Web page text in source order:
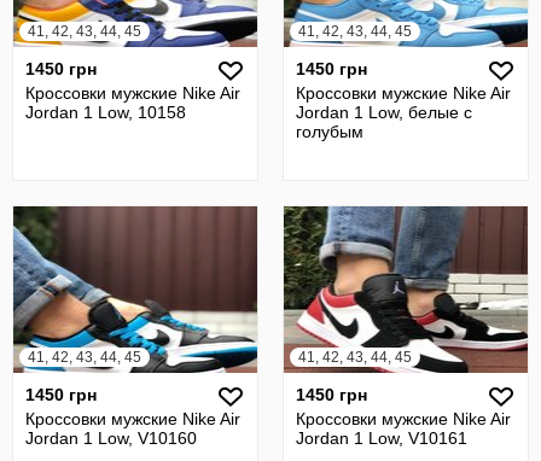
41, 42, 43, 44, 45
1450 грн
Кроссовки мужские Nike Air
Jordan 1 Low, 10158
41, 42, 43, 44, 45
1450 грн
Кроссовки мужские Nike Air
Jordan 1 Low, белые с
голубым
41, 42, 43, 44, 45
1450 грн
Кроссовки мужские Nike Air
Jordan 1 Low, V10160
41, 42, 43, 44, 45
1450 грн
Кроссовки мужские Nike Air
Jordan 1 Low, V10161